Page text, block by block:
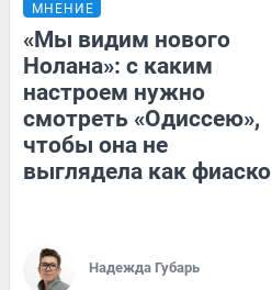
МНЕНИЕ
«Мы видим нового
Нолана»: с каким
настроем нужно
смотреть «Одиссею»,
чтобы она не
выглядела как фиаско
Надежда Губарь